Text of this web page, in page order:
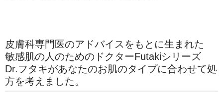
皮膚科専門医のアドバイスをもとに生まれた
敏感肌の人のためのドクターFutakiシリーズ
Dr.フタキがあなたのお肌のタイプに合わせて処
方を考えました。